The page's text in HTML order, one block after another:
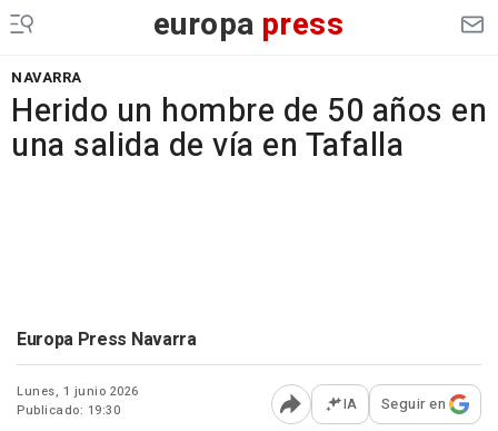
europa press
NAVARRA
Herido un hombre de 50 años en
una salida de vía en Tafalla
Europa Press Navarra
Lunes, 1 junio 2026
Publicado: 19:30
Abrir opciones para
IA Seguir en